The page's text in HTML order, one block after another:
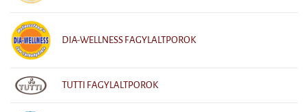
DIA-WELLNESS FAGYLALTPOROK
TUTTI FAGYLALTPOROK